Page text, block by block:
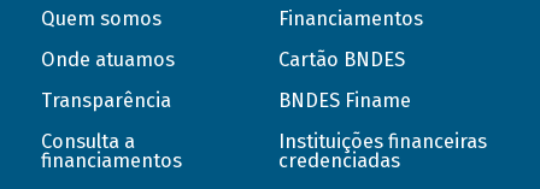
Quem somos
Onde atuamos
Transparência
Consulta a
financiamentos
Financiamentos
Cartão BNDES
BNDES Finame
Instituições financeiras
credenciadas